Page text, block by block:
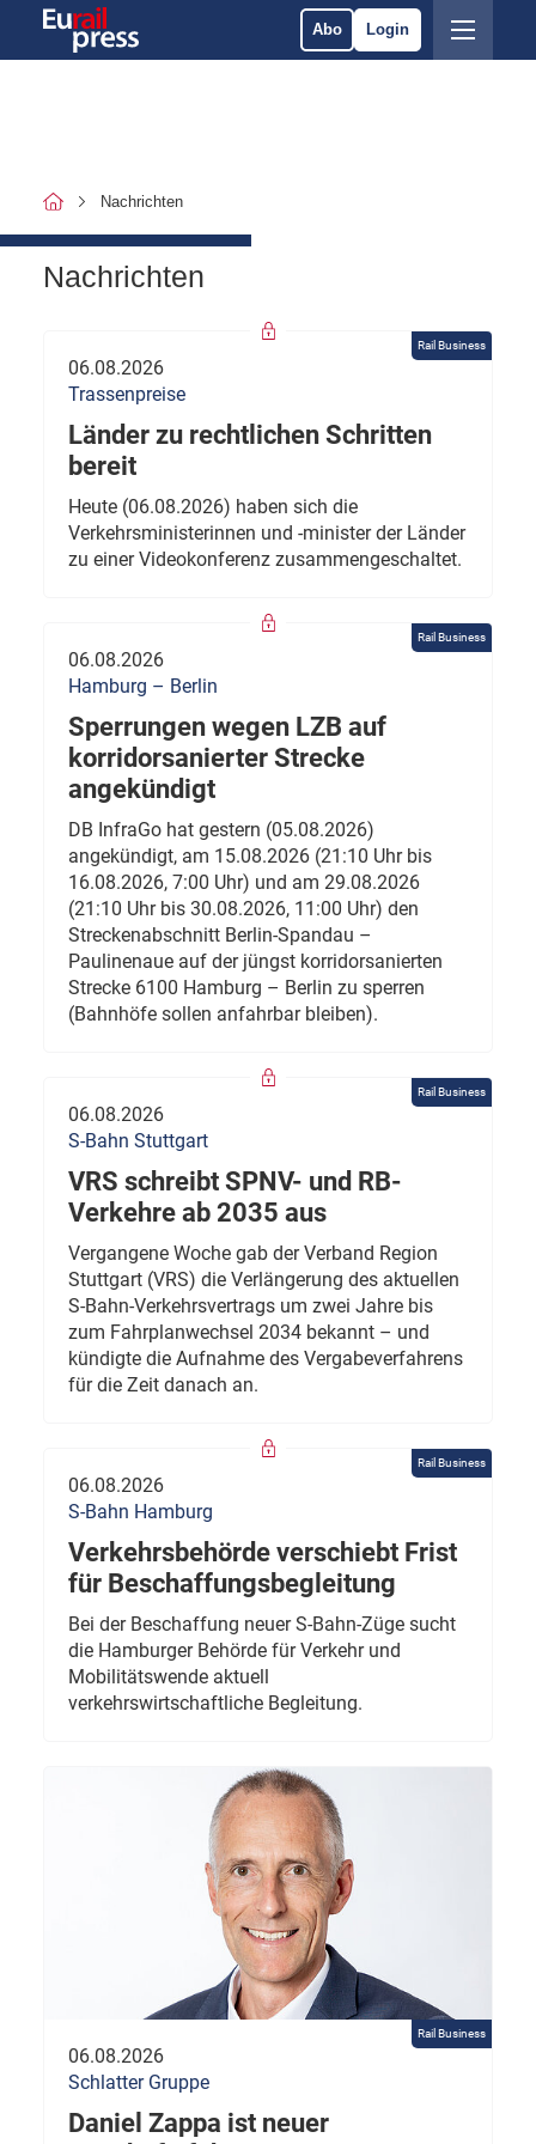
Abo Login
Nachrichten
Nachrichten
Rail Business
06.08.2026
Trassenpreise
Länder zu rechtlichen Schritten
bereit
Heute (06.08.2026) haben sich die
Verkehrsministerinnen und -minister der Länder
zu einer Videokonferenz zusammengeschaltet.
Rail Business
06.08.2026
Hamburg – Berlin
Sperrungen wegen LZB auf
korridorsanierter Strecke
angekündigt
DB InfraGo hat gestern (05.08.2026)
angekündigt, am 15.08.2026 (21:10 Uhr bis
16.08.2026, 7:00 Uhr) und am 29.08.2026
(21:10 Uhr bis 30.08.2026, 11:00 Uhr) den
Streckenabschnitt Berlin-Spandau –
Paulinenaue auf der jüngst korridorsanierten
Strecke 6100 Hamburg – Berlin zu sperren
(Bahnhöfe sollen anfahrbar bleiben).
Rail Business
06.08.2026
S-Bahn Stuttgart
VRS schreibt SPNV- und RB-
Verkehre ab 2035 aus
Vergangene Woche gab der Verband Region
Stuttgart (VRS) die Verlängerung des aktuellen
S-Bahn-Verkehrsvertrags um zwei Jahre bis
zum Fahrplanwechsel 2034 bekannt – und
kündigte die Aufnahme des Vergabeverfahrens
für die Zeit danach an.
Rail Business
06.08.2026
S-Bahn Hamburg
Verkehrsbehörde verschiebt Frist
für Beschaffungsbegleitung
Bei der Beschaffung neuer S-Bahn-Züge sucht
die Hamburger Behörde für Verkehr und
Mobilitätswende aktuell
verkehrswirtschaftliche Begleitung.
Rail Business
06.08.2026
Schlatter Gruppe
Daniel Zappa ist neuer